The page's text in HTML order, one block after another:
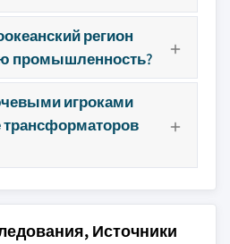
регион
промышленность?
игроками
трансформаторов
Источники